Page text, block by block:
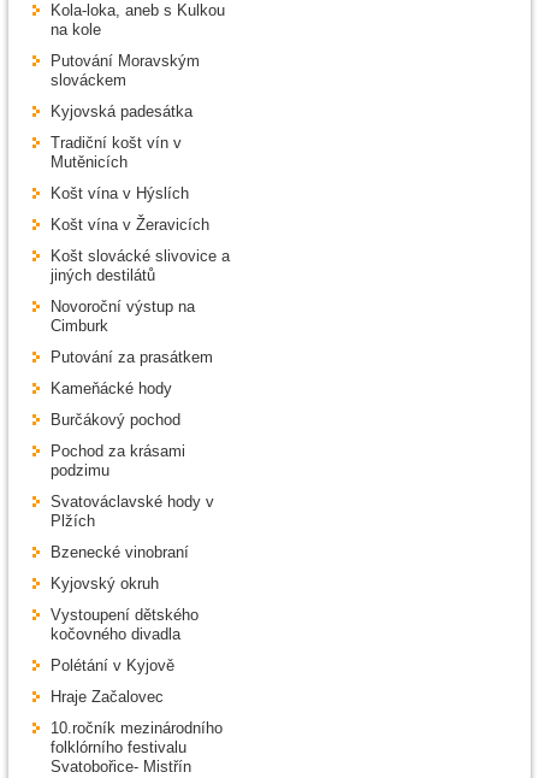
Kola-loka, aneb s Kulkou
na kole
Putování Moravským
slováckem
Kyjovská padesátka
Tradiční košt vín v
Mutěnicích
Košt vína v Hýslích
Košt vína v Žeravicích
Košt slovácké slivovice a
jiných destilátů
Novoroční výstup na
Cimburk
Putování za prasátkem
Kameňácké hody
Burčákový pochod
Pochod za krásami
podzimu
Svatováclavské hody v
Plžích
Bzenecké vinobraní
Kyjovský okruh
Vystoupení dětského
kočovného divadla
Polétání v Kyjově
Hraje Začalovec
10.ročník mezinárodního
folklórního festivalu
Svatobořice- Mistřín